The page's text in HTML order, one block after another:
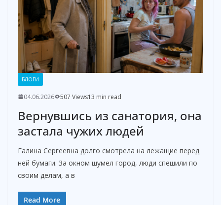
БЛОГИ
04.06.2026 507 Views13 min read
Вернувшись из санатория, она
застала чужих людей
Галина Сергеевна долго смотрела на лежащие перед
ней бумаги. За окном шумел город, люди спешили по
своим делам, а в
Read More